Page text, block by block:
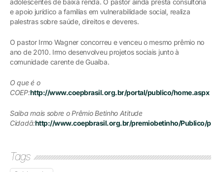
e apoio jurídico a famílias em vulnerabilidade social, realiza
palestras sobre saúde, direitos e deveres.
O pastor Irmo Wagner concorreu e venceu o mesmo prêmio no
ano de 2010. Irmo desenvolveu projetos sociais junto à
comunidade carente de Guaíba.
O que é o
COEP:http://www.coepbrasil.org.br/portal/publico/home.aspx
Saiba mais sobre o Prêmio Betinho Atitude
Cidadã:http://www.coepbrasil.org.br/premiobetinho/Publico/
Tags